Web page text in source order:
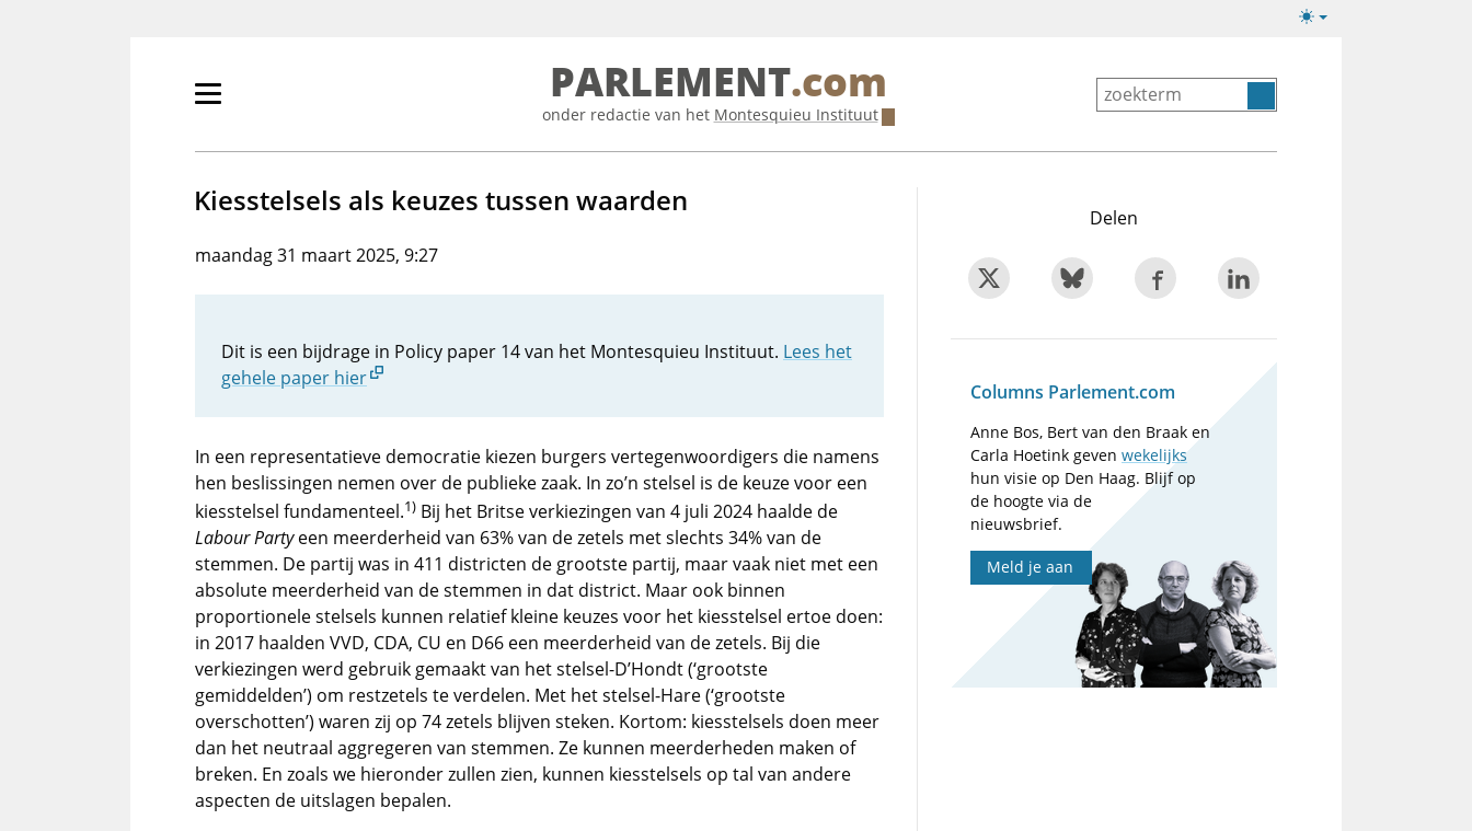
Lichte/donkere
Primair
tonen/verbergen
PARLEMENT.com
onder redactie van het Montesquieu Instituut
Kiesstelsels als keuzes tussen waarden
maandag 31 maart 2025, 9:27
Dit is een bijdrage in Policy paper 14 van het Montesquieu Instituut. Lees het
gehele paper hier
In een representatieve democratie kiezen burgers vertegenwoordigers die namens
hen beslissingen nemen over de publieke zaak. In zo’n stelsel is de keuze voor een
kiesstelsel fundamenteel.1) Bij het Britse verkiezingen van 4 juli 2024 haalde de
Labour Partyeen meerderheid van 63% van de zetels met slechts 34% van de
stemmen. De partij was in 411 districten de grootste partij, maar vaak niet met een
absolute meerderheid van de stemmen in dat district. Maar ook binnen
proportionele stelsels kunnen relatief kleine keuzes voor het kiesstelsel ertoe doen:
in 2017 haalden VVD, CDA, CU en D66 een meerderheid van de zetels. Bij die
verkiezingen werd gebruik gemaakt van het stelsel-D’Hondt (‘grootste
gemiddelden’) om restzetels te verdelen. Met het stelsel-Hare (‘grootste
overschotten’) waren zij op 74 zetels blijven steken. Kortom: kiesstelsels doen meer
dan het neutraal aggregeren van stemmen. Ze kunnen meerderheden maken of
breken. En zoals we hieronder zullen zien, kunnen kiesstelsels op tal van andere
aspecten de uitslagen bepalen.
Delen
Columns Parlement.com
Anne Bos, Bert van den Braak en
Carla Hoetink gevenwekelijks
hun visie op Den Haag. Blijf op
de hoogte via de
nieuwsbrief.
Meld je aan